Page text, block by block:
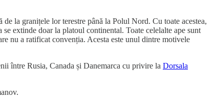
la granițele lor terestre până la Polul Nord. Cu toate acestea,
extinde doar la platoul continental. Toate celelalte ape sunt
nu a ratificat convenția. Acesta este unul dintre motivele
între Rusia, Canada și Danemarca cu privire la Dorsala